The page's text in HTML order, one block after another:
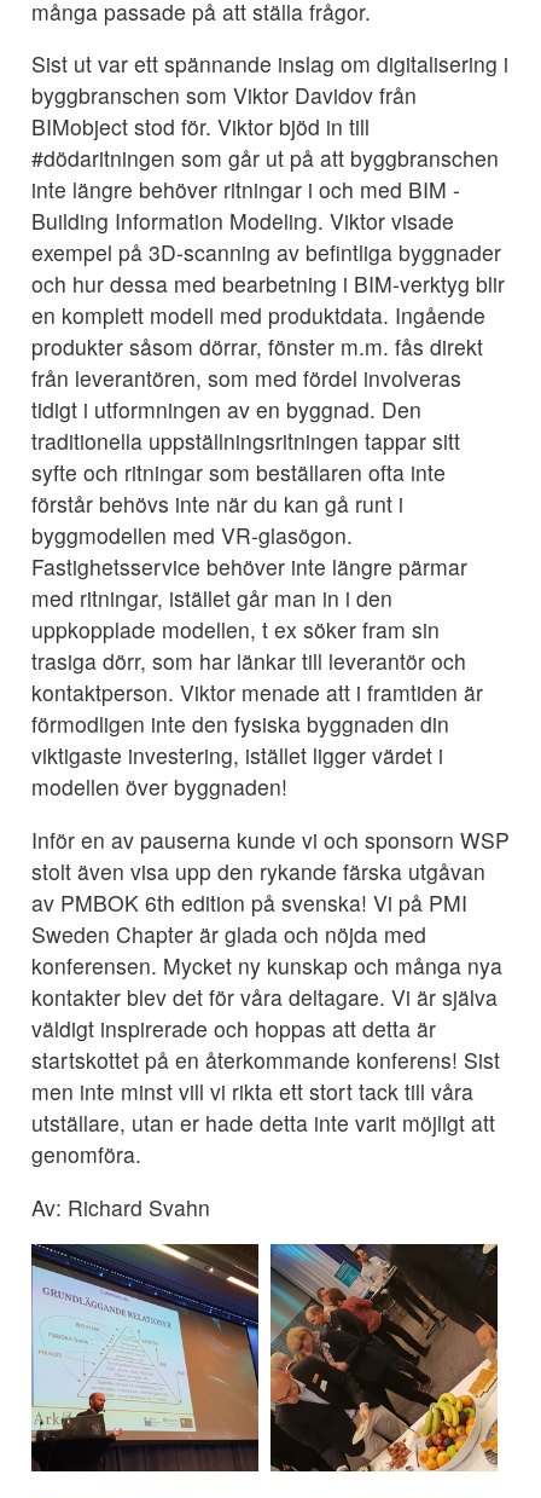
många passade på att ställa frågor.
Sist ut var ett spännande inslag om digitalisering i
byggbranschen som Viktor Davidov från
BIMobject stod för. Viktor bjöd in till
#dödaritningen som går ut på att byggbranschen
inte längre behöver ritningar i och med BIM -
Building Information Modeling. Viktor visade
exempel på 3D-scanning av befintliga byggnader
och hur dessa med bearbetning i BIM-verktyg blir
en komplett modell med produktdata. Ingående
produkter såsom dörrar, fönster m.m. fås direkt
från leverantören, som med fördel involveras
tidigt i utformningen av en byggnad. Den
traditionella uppställningsritningen tappar sitt
syfte och ritningar som beställaren ofta inte
förstår behövs inte när du kan gå runt i
byggmodellen med VR-glasögon.
Fastighetsservice behöver inte längre pärmar
med ritningar, istället går man in i den
uppkopplade modellen, t ex söker fram sin
trasiga dörr, som har länkar till leverantör och
kontaktperson. Viktor menade att i framtiden är
förmodligen inte den fysiska byggnaden din
viktigaste investering, istället ligger värdet i
modellen över byggnaden!
Inför en av pauserna kunde vi och sponsorn WSP
stolt även visa upp den rykande färska utgåvan
av PMBOK 6th edition på svenska! Vi på PMI
Sweden Chapter är glada och nöjda med
konferensen. Mycket ny kunskap och många nya
kontakter blev det för våra deltagare. Vi är själva
väldigt inspirerade och hoppas att detta är
startskottet på en återkommande konferens! Sist
men inte minst vill vi rikta ett stort tack till våra
utställare, utan er hade detta inte varit möjligt att
genomföra.
Av: Richard Svahn